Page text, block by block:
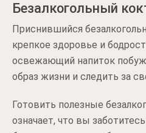
Безалкогольный
Приснившийся
крепкое здоровье и
освежающий напиток
образ жизни и следить за
Готовить полезные
означает, что вы